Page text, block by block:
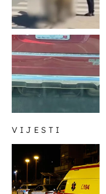
VIJESTI